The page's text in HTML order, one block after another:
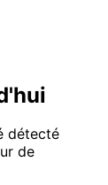
détecté
de